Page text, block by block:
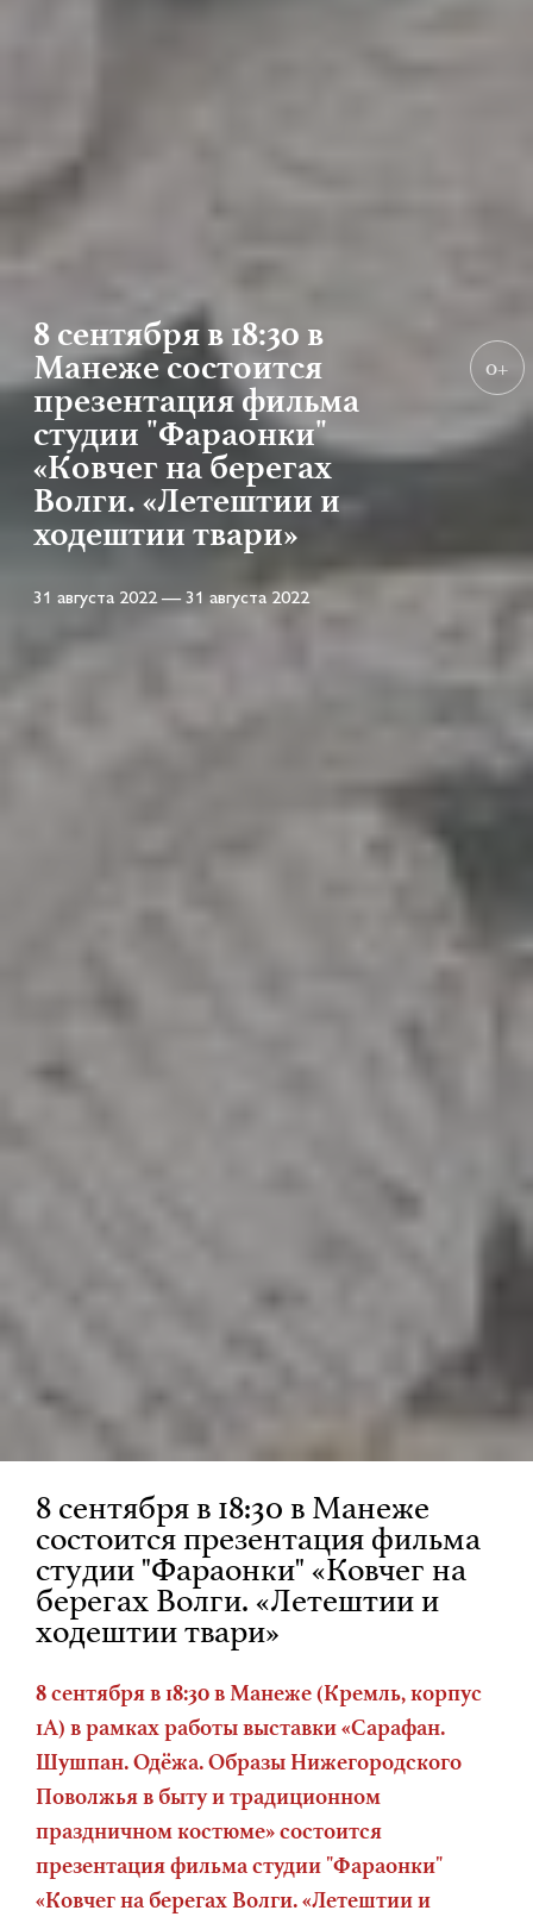
8 сентября в 18:30 в
Манеже состоится
презентация фильма
студии "Фараонки"
«Ковчег на берегах
Волги. «Летештии и
ходештии твари»
31 августа 2022 — 31 августа 2022
0+
8 сентября в 18:30 в Манеже
состоится презентация фильма
студии "Фараонки" «Ковчег на
берегах Волги. «Летештии и
ходештии твари»
8 сентября в 18:30 в Манеже (Кремль, корпус
1А) в рамках работы выставки «Сарафан.
Шушпан. Одёжа. Образы Нижегородского
Поволжья в быту и традиционном
праздничном костюме» состоится
презентация фильма студии "Фараонки"
«Ковчег на берегах Волги. «Летештии и